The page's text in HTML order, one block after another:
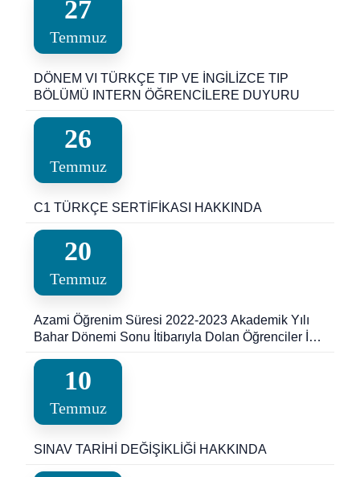
27
Temmuz
DÖNEM VI TÜRKÇE TIP VE İNGİLİZCE TIP
BÖLÜMÜ INTERN ÖĞRENCİLERE DUYURU
26
Temmuz
C1 TÜRKÇE SERTİFİKASI HAKKINDA
20
Temmuz
Azami Öğrenim Süresi 2022-2023 Akademik Yılı
Bahar Dönemi Sonu İtibarıyla Dolan Öğrenciler İçin
10
Temmuz
SINAV TARİHİ DEĞİŞİKLİĞİ HAKKINDA